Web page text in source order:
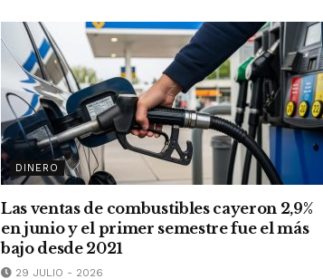
DINERO
Las ventas de combustibles cayeron 2,9%
en junio y el primer semestre fue el más
bajo desde 2021
29 JULIO - 2026